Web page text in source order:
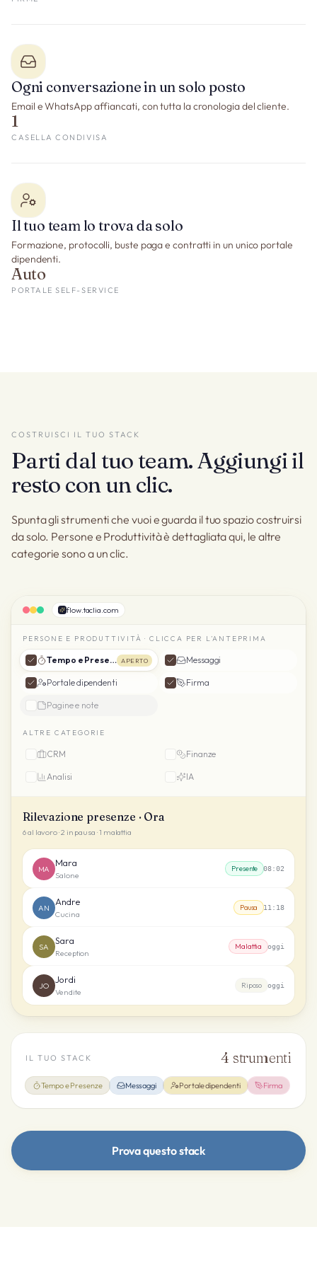
Ogni conversazione in un solo posto
Email e WhatsApp affiancati, con tutta la cronologia del cliente.
1
CASELLA CONDIVISA
Il tuo team lo trova da solo
Formazione, protocolli, buste paga e contratti in un unico portale
dipendenti.
Auto
PORTALE SELF-SERVICE
COSTRUISCI IL TUO STACK
Parti dal tuo team. Aggiungi il
resto con un clic.
Spunta gli strumenti che vuoi e guarda il tuo spazio costruirsi
da solo. Persone e Produttività è dettagliata qui, le altre
categorie sono a un clic.
flow.taclia.com
PERSONE E PRODUTTIVITÀ · CLICCA PER L’ANTEPRIMA
Tempo e PresenzeAPERTO Messaggi
Portale dipendenti Firma
Pagine e note
ALTRE CATEGORIE
CRM Finanze
Analisi IA
Rilevazione presenze · Ora
6 al lavoro · 2 in pausa · 1 malattia
MA
Mara
Salone
Presente 08:02
AN
Andre
Cucina
Pausa 11:18
SA
Sara
Reception
Malattia oggi
JO
Jordi
Vendite
Riposo oggi
IL TUO STACK 4 strumenti
Tempo e Presenze Messaggi Portale dipendenti Firma
Prova questo stack